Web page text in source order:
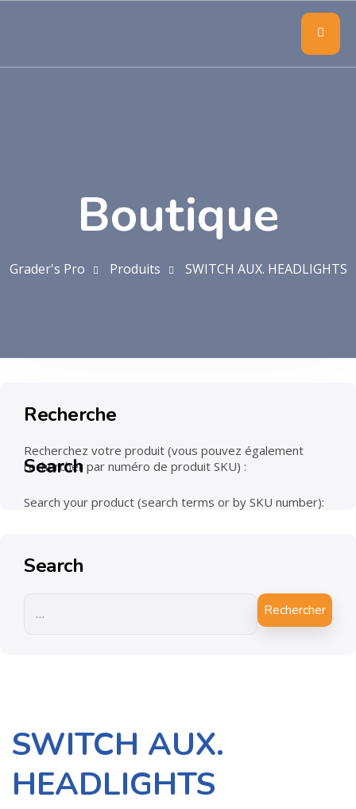
Boutique
Grader's Pro Produits SWITCH AUX. HEADLIGHTS
SWITCH AUX.
HEADLIGHTS
Recherche
Recherchez votre produit (vous pouvez également
rechercher par numéro de produit SKU) :
Search
Search your product (search terms or by SKU number):
Search
Rechercher